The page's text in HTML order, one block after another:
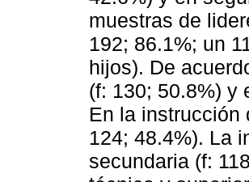
muestras de
192; 86.1%; un
hijos). De
(f: 130; 50.8%) y
En la instrucción
124; 48.4%). La
secundaria (f: